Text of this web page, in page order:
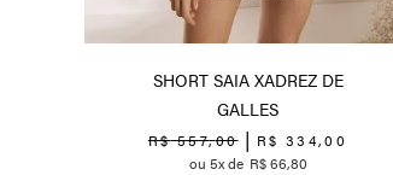
SHORT SAIA XADREZ DE
GALLES
R$ 557,00 R$ 334,00
5
R$66,80